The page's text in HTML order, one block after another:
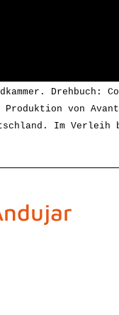
Drehbuch:
Produktion von
Im Verleih